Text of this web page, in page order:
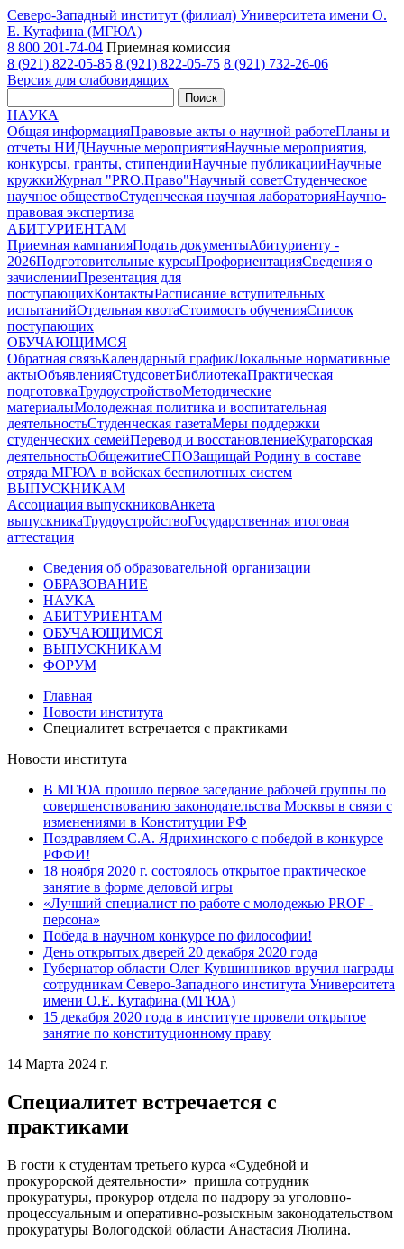
Северо-Западный институт (филиал) Университета имени О.
Е. Кутафина (МГЮА)
8 800 201-74-04 Приемная комиссия
8 (921) 822-05-85 8 (921) 822-05-75 8 (921) 732-26-06
Версия для слабовидящих
Поиск
НАУКА
Общая информацияПравовые акты о научной работеПланы и
отчеты НИДНаучные мероприятияНаучные мероприятия,
конкурсы, гранты, стипендииНаучные публикацииНаучные
кружкиЖурнал "PRO.Право"Научный советСтуденческое
научное обществоСтуденческая научная лабораторияНаучно-
правовая экспертиза
АБИТУРИЕНТАМ
Приемная кампанияПодать документыАбитуриенту -
2026Подготовительные курсыПрофориентацияСведения о
зачисленииПрезентация для
поступающихКонтактыРасписание вступительных
испытанийОтдельная квотаСтоимость обученияCписок
поступающих
ОБУЧАЮЩИМСЯ
Обратная связьКалендарный графикЛокальные нормативные
актыОбъявленияСтудсоветБиблиотекаПрактическая
подготовкаТрудоустройствоМетодические
материалыМолодежная политика и воспитательная
деятельностьСтуденческая газетаМеры поддержки
студенческих семейПеревод и восстановлениеКураторская
деятельностьОбщежитиеСПОЗащищай Родину в составе
отряда МГЮА в войсках беспилотных систем
ВЫПУСКНИКАМ
Ассоциация выпускниковАнкета
выпускникаТрудоустройствоГосударственная итоговая
аттестация
Сведения об образовательной организации
ОБРАЗОВАНИЕ
НАУКА
АБИТУРИЕНТАМ
ОБУЧАЮЩИМСЯ
ВЫПУСКНИКАМ
ФОРУМ
Главная
Новости института
Специалитет встречается с практиками
Новости института
В МГЮА прошло первое заседание рабочей группы по
совершенствованию законодательства Москвы в связи с
изменениями в Конституции РФ
Поздравляем С.А. Ядрихинского с победой в конкурсе
РФФИ!
18 ноября 2020 г. состоялось открытое практическое
занятие в форме деловой игры
«Лучший специалист по работе с молодежью PROF -
персона»
Победа в научном конкурсе по философии!
День открытых дверей 20 декабря 2020 года
Губернатор области Олег Кувшинников вручил награды
сотрудникам Северо-Западного института Университета
имени О.Е. Кутафина (МГЮА)
15 декабря 2020 года в институте провели открытое
занятие по конституционному праву
14 Марта 2024 г.
Специалитет встречается с
практиками
В гости к студентам третьего курса «Судебной и
прокурорской деятельности» пришла сотрудник
прокуратуры, прокурор отдела по надзору за уголовно-
процессуальным и оперативно-розыскным законодательством
прокуратуры Вологодской области Анастасия Люлина.